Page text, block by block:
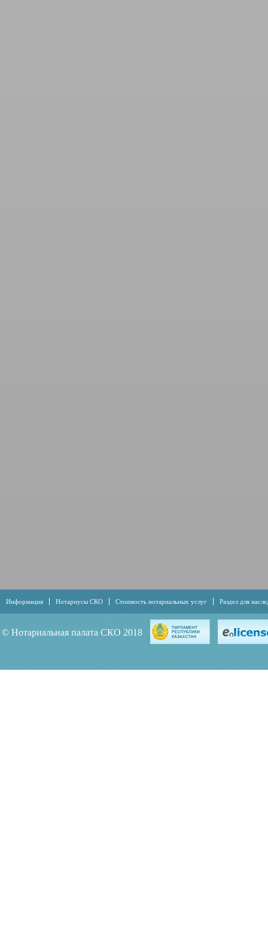
Информация Нотариусы СКО Стоимость нотариальных услуг Раздел для
Совершение исполнительной надписи в нотариальной деятельности Контактная
© Нотариальная палата СКО 2018